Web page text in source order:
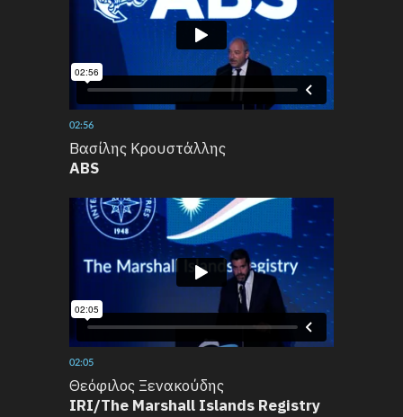
02:56
Βασίλης Κρουστάλλης
ABS
02:05
Θεόφιλος Ξενακούδης
IRI/The Marshall Islands Registry